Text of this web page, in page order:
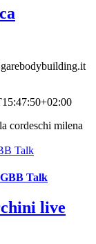
Talk
Talk
live